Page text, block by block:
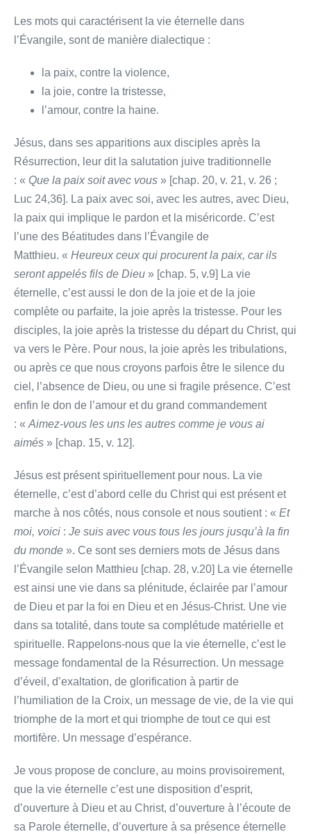
Les mots qui caractérisent la vie éternelle dans
l’Évangile, sont de manière dialectique :
la paix, contre la violence,
la joie, contre la tristesse,
l’amour, contre la haine.
Jésus, dans ses apparitions aux disciples après la
Résurrection, leur dit la salutation juive traditionnelle
: « Que la paix soit avec vous » [chap. 20, v. 21, v. 26 ;
Luc 24,36]. La paix avec soi, avec les autres, avec Dieu,
la paix qui implique le pardon et la miséricorde. C’est
l’une des Béatitudes dans l’Évangile de
Matthieu. « Heureux ceux qui procurent la paix, car ils
seront appelés fils de Dieu » [chap. 5, v.9] La vie
éternelle, c’est aussi le don de la joie et de la joie
complète ou parfaite, la joie après la tristesse. Pour les
disciples, la joie après la tristesse du départ du Christ, qui
va vers le Père. Pour nous, la joie après les tribulations,
ou après ce que nous croyons parfois être le silence du
ciel, l’absence de Dieu, ou une si fragile présence. C’est
enfin le don de l’amour et du grand commandement
: « Aimez-vous les uns les autres comme je vous ai
aimés » [chap. 15, v. 12].
Jésus est présent spirituellement pour nous. La vie
éternelle, c’est d’abord celle du Christ qui est présent et
marche à nos côtés, nous console et nous soutient : « Et
moi, voici : Je suis avec vous tous les jours jusqu’à la fin
du monde ». Ce sont ses derniers mots de Jésus dans
l’Évangile selon Matthieu [chap. 28, v.20] La vie éternelle
est ainsi une vie dans sa plénitude, éclairée par l’amour
de Dieu et par la foi en Dieu et en Jésus-Christ. Une vie
dans sa totalité, dans toute sa complétude matérielle et
spirituelle. Rappelons-nous que la vie éternelle, c’est le
message fondamental de la Résurrection. Un message
d’éveil, d’exaltation, de glorification à partir de
l’humiliation de la Croix, un message de vie, de la vie qui
triomphe de la mort et qui triomphe de tout ce qui est
mortifère. Un message d’espérance.
Je vous propose de conclure, au moins provisoirement,
que la vie éternelle c’est une disposition d’esprit,
d’ouverture à Dieu et au Christ, d’ouverture à l’écoute de
sa Parole éternelle, d’ouverture à sa présence éternelle